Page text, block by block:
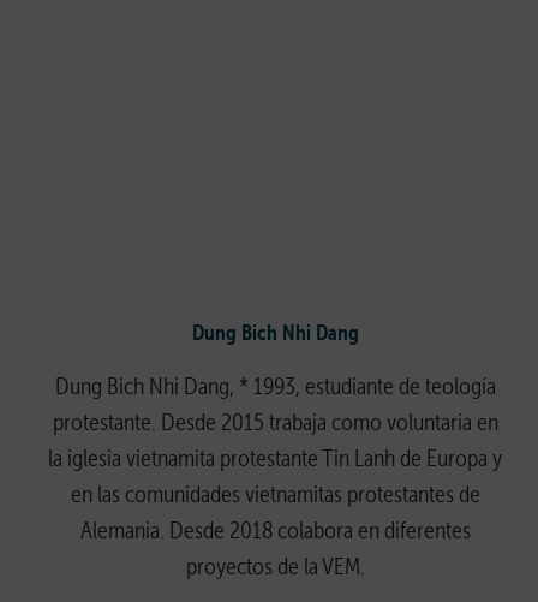
Dung Bich Nhi Dang
Dung Bich Nhi Dang, * 1993, estudiante de teología
protestante. Desde 2015 trabaja como voluntaria en
la iglesia vietnamita protestante Tin Lanh de Europa y
en las comunidades vietnamitas protestantes de
Alemania. Desde 2018 colabora en diferentes
proyectos de la VEM.